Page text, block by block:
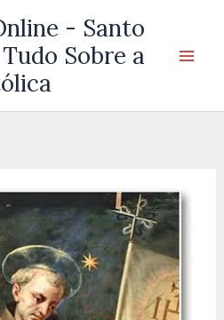
- Santo
Sobre a